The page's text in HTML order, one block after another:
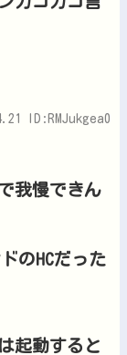
ID:RMJukgea0
我慢できん
のHCだった
起動すると